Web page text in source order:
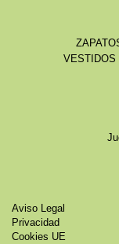
VESTIDOS
Aviso Legal
Privacidad
Cookies UE